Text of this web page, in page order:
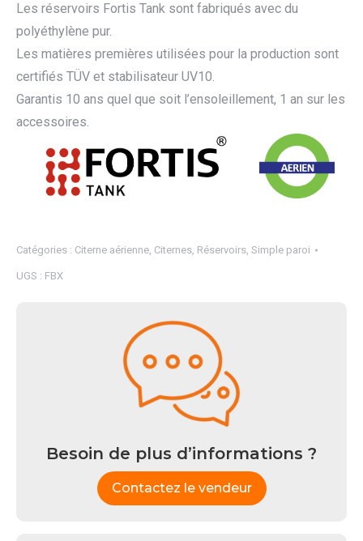
Les réservoirs Fortis Tank sont fabriqués avec du
polyéthylène pur.
Les matières premières utilisées pour la production sont
certifiés TÜV et stabilisateur UV10.
Garantis 10 ans quel que soit l’ensoleillement, 1 an sur les
accessoires.
Catégories : Citerne aérienne, Citernes, Réservoirs, Simple paroi
UGS : FBX
Besoin de plus d’informations ?
Contactez le vendeur